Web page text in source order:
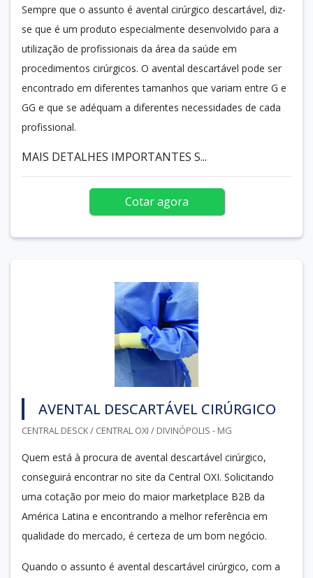
Sempre que o assunto é avental cirúrgico descartável, diz-
se que é um produto especialmente desenvolvido para a
utilização de profissionais da área da saúde em
procedimentos cirúrgicos. O avental descartável pode ser
encontrado em diferentes tamanhos que variam entre G e
GG e que se adéquam a diferentes necessidades de cada
profissional.
MAIS DETALHES IMPORTANTES S...
Cotar agora
AVENTAL DESCARTÁVEL CIRÚRGICO
CENTRAL DESCK / CENTRAL OXI / DIVINÓPOLIS - MG
Quem está à procura de avental descartável cirúrgico,
conseguirá encontrar no site da Central OXI. Solicitando
uma cotação por meio do maior marketplace B2B da
América Latina e encontrando a melhor referência em
qualidade do mercado, é certeza de um bom negócio.
Quando o assunto é avental descartável cirúrgico, com a